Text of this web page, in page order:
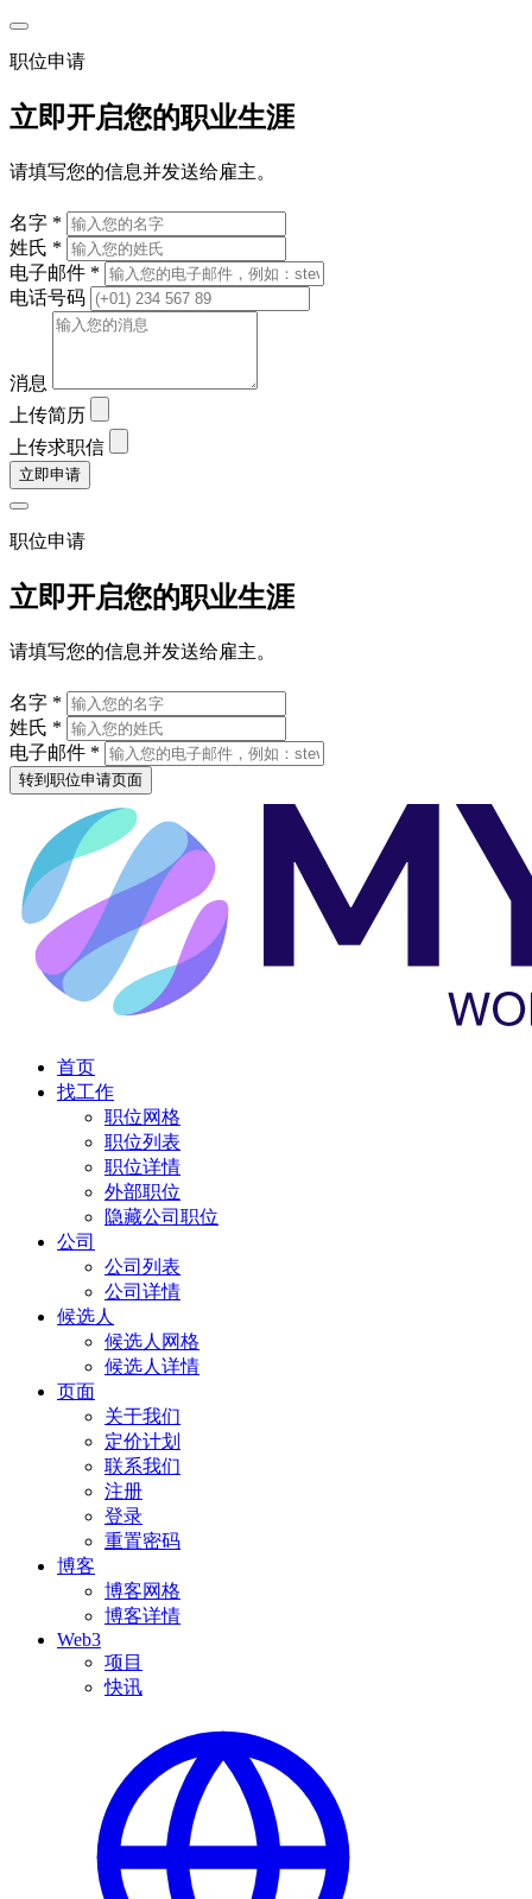
职位申请
立即开启您的职业生涯
请填写您的信息并发送给雇主。
名字 *
姓氏 *
电子邮件 *
电话号码
消息
上传简历
上传求职信
立即申请
职位申请
立即开启您的职业生涯
请填写您的信息并发送给雇主。
名字 *
姓氏 *
电子邮件 *
转到职位申请页面
首页
找工作
职位网格
职位列表
职位详情
外部职位
隐藏公司职位
公司
公司列表
公司详情
候选人
候选人网格
候选人详情
页面
关于我们
定价计划
联系我们
注册
登录
重置密码
博客
博客网格
博客详情
Web3
项目
快讯